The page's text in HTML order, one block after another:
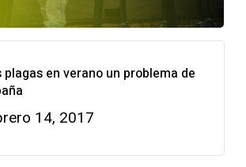
plagas en verano un problema de
14, 2017